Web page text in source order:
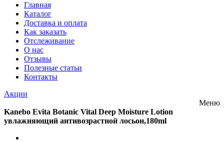
Главная
Каталог
Доставка и оплата
Как заказать
Отслеживание
О нас
Отзывы
Полезные статьи
Контакты
Акции
Меню
Kanebo Evita Botanic Vital Deep Moisture Lotion
увлажняющий антивозрастной лосьон,180ml